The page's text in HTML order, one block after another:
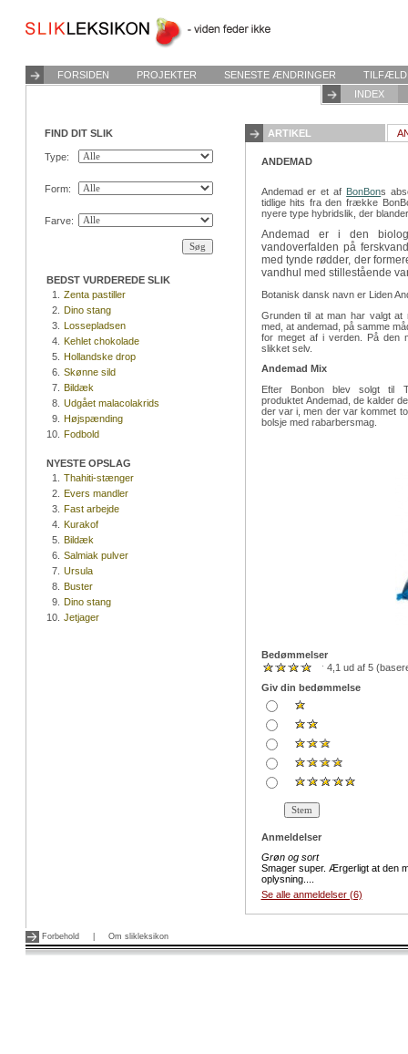
FORSIDEN PROJEKTER SENESTE ÆNDRINGER
INDEX
FIND DIT SLIK
Type:
Form:
Farve:
BEDST VURDEREDE SLIK
1.
Zenta pastiller
2. Dino stang
3. Lossepladsen
4. Kehlet chokolade
5. Hollandske drop
6. Skønne sild
7. Bildæk
8. Udgået malacolakrids
9. Højspænding
10. Fodbold
NYESTE OPSLAG
1.
Thahiti-stænger
2. Evers mandler
3. Fast arbejde
4. Kurakof
5. Bildæk
6. Salmiak pulver
7. Ursula
8. Buster
9. Dino stang
10. Jetjager
ARTIKEL
ANDEMAD
Andemad er et af BonBons
tidlige hits fra den frække
nyere type hybridslik, der
Andemad er i den
vandoverfalden på
med tynde rødder, der
vandhul med stillestående
Botanisk dansk navn er Liden
Grunden til at man har valgt
med, at andemad, på samme
for meget af i verden. På den
slikket selv.
Andemad Mix
Efter Bonbon blev solgt til
produktet Andemad, de kalder
der var i, men der var kommet
bolsje med rabarbersmag.
Bedømmelser
4,1 ud af 5
Giv din bedømmelse
Anmeldelser
Grøn og sort
Smager super. Ærgerligt at den
oplysning....
Se alle anmeldelser (6)
Forbehold Om slikleksikon